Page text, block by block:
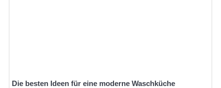
Die besten Ideen für eine moderne Waschküche